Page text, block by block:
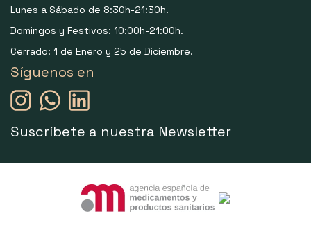
Lunes a Sábado de 8:30h-21:30h.
Domingos y Festivos: 10:00h-21:00h.
Cerrado: 1 de Enero y 25 de Diciembre.
Síguenos en
Suscríbete a nuestra Newsletter